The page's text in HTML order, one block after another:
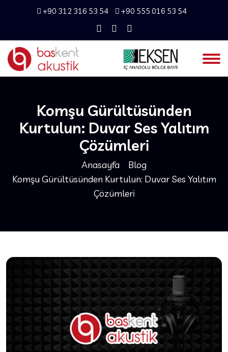
+90 312 316 53 54 +90 555 016 53 54
Komşu Gürültüsünden
Kurtulun: Duvar Ses Yalıtım
Çözümleri
Anasayfa
Blog
Komşu Gürültüsünden Kurtulun: Duvar Ses Yalıtım
Çözümleri